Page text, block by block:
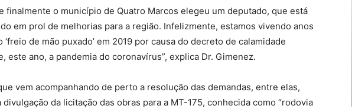
finalmente o município de Quatro Marcos elegeu um deputado, que está
em prol de melhorias para a região. Infelizmente, estamos vivendo anos
de mão puxado’ em 2019 por causa do decreto de calamidade
este ano, a pandemia do coronavírus”, explica Dr. Gimenez.
vem acompanhando de perto a resolução das demandas, entre elas,
da licitação das obras para a MT-175, conhecida como “rodovia